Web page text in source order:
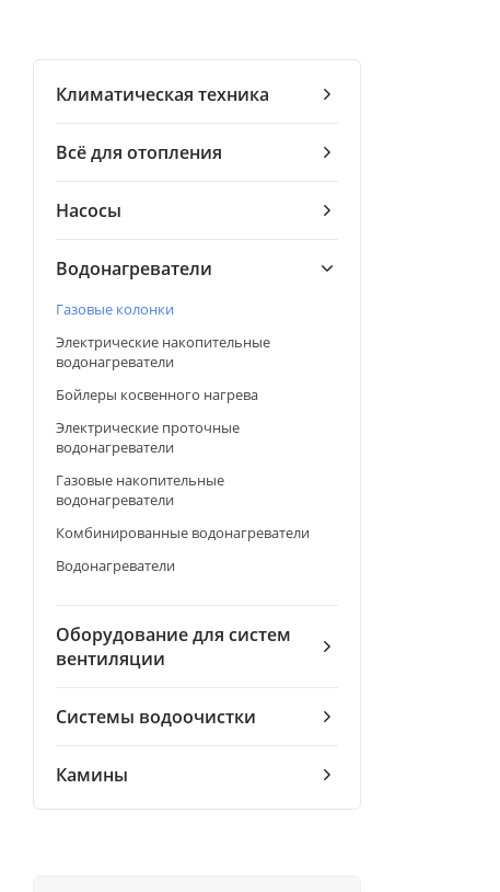
Климатическая техника
Всё для отопления
Насосы
Водонагреватели
Газовые колонки
Электрические накопительные
водонагреватели
Бойлеры косвенного нагрева
Электрические проточные
водонагреватели
Газовые накопительные
водонагреватели
Комбинированные водонагреватели
Водонагреватели
Оборудование для систем
вентиляции
Системы водоочистки
Камины